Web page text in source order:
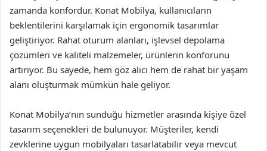
zamanda konfordur. Konat Mobilya, kullanıcıların
beklentilerini karşılamak için ergonomik tasarımlar
geliştiriyor. Rahat oturum alanları, işlevsel depolama
çözümleri ve kaliteli malzemeler, ürünlerin konforunu
artırıyor. Bu sayede, hem göz alıcı hem de rahat bir yaşam
alanı oluşturmak mümkün hale geliyor.
Konat Mobilya’nın sunduğu hizmetler arasında kişiye özel
tasarım seçenekleri de bulunuyor. Müşteriler, kendi
zevklerine uygun mobilyaları tasarlatabilir veya mevcut